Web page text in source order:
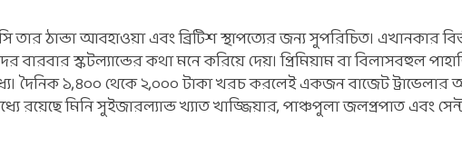
তার ঠান্ডা আবহাওয়া এবং ব্রিটিশ স্থাপত্যের জন্য সুপরিচিত। এখানকার
বারবার স্কটল্যান্ডের কথা মনে করিয়ে দেয়। প্রিমিয়াম বা বিলাসবহুল
দৈনিক ১,৪০০ থেকে ২,০০০ টাকা খরচ করলেই একজন বাজেট ট্রাভেলার
রয়েছে মিনি সুইজারল্যান্ড খ্যাত খাজ্জিয়ার, পাঞ্চপুলা জলপ্রপাত এবং